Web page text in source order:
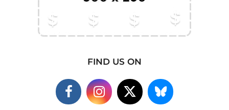
FIND US ON